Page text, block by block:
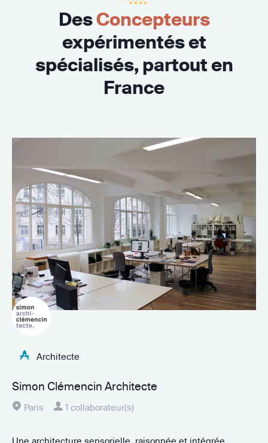
DesConcepteurs
expérimentés et
spécialisés, partout en
France
Architecte
Simon Clémencin Architecte
Paris 1 collaborateur(s)